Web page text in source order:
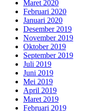
Maret 2020
Februari 2020
Januari 2020
Desember 2019
November 2019
Oktober 2019
September 2019
Juli 2019
Juni 2019
Mei 2019
April 2019
Maret 2019
Februari 2019